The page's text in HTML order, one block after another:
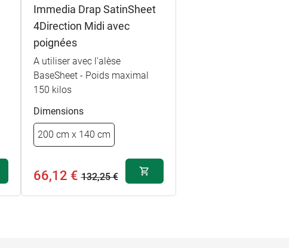
Immedia Drap SatinSheet
4Direction Midi avec
poignées
A utiliser avec l'alèse
BaseSheet - Poids maximal
150 kilos
Dimensions
200 cm x 140 cm
66,12 € 132,25 €